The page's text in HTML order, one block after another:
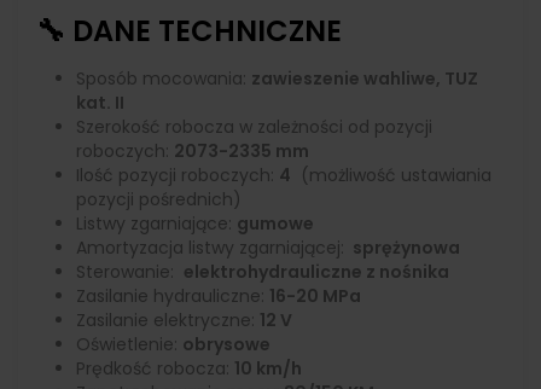
🔧 DANE TECHNICZNE
Sposób mocowania: zawieszenie wahliwe, TUZ
kat. II
Szerokość robocza w zależności od pozycji
roboczych: 2073-2335 mm
Ilość pozycji roboczych: 4 (możliwość ustawiania
pozycji pośrednich)
Listwy zgarniające: gumowe
Amortyzacja listwy zgarniającej: sprężynowa
Sterowanie: elektrohydrauliczne z nośnika
Zasilanie hydrauliczne: 16-20 MPa
Zasilanie elektryczne: 12 V
Oświetlenie: obrysowe
Prędkość robocza: 10 km/h